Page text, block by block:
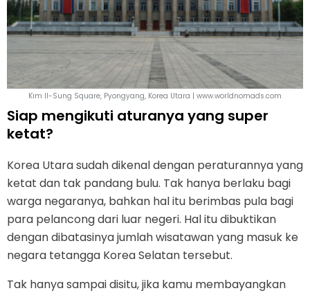
Kim Il-Sung Square, Pyongyang, Korea Utara | www.worldnomads.com
Siap mengikuti aturanya yang super
ketat?
Korea Utara sudah dikenal dengan peraturannya yang
ketat dan tak pandang bulu. Tak hanya berlaku bagi
warga negaranya, bahkan hal itu berimbas pula bagi
para pelancong dari luar negeri. Hal itu dibuktikan
dengan dibatasinya jumlah wisatawan yang masuk ke
negara tetangga Korea Selatan tersebut.
Tak hanya sampai disitu, jika kamu membayangkan